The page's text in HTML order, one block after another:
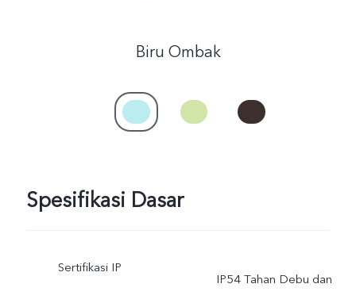
Biru Ombak
Spesifikasi Dasar
Sertifikasi IP
IP54 Tahan Debu dan